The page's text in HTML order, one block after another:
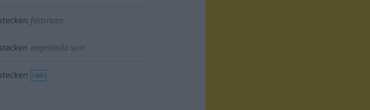
festsitzen
angesteckt sein
UMG